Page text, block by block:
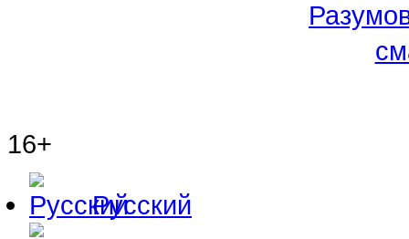
16+
Русский